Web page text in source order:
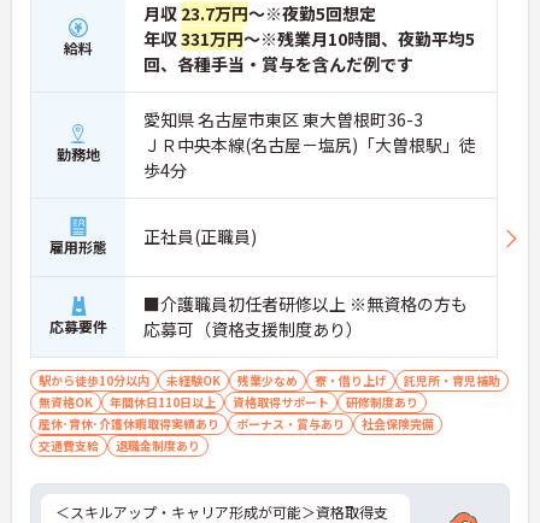
給料
月収 23.7万円～※夜勤5回想定
年収331万円～※残業月10時間、夜勤平均5
回、各種手当・賞与を含んだ例です
勤務地
愛知県 名古屋市東区 東大曽根町36-3
ＪＲ中央本線(名古屋－塩尻)「大曽根駅」徒
歩4分
雇用形態 正社員(正職員)
応募要件
■介護職員初任者研修以上 ※無資格の方も
応募可（資格支援制度あり）
駅から徒歩10分以内 未経験OK 残業少なめ 寮・借り上げ
託児所・育児補助
無資格OK
年間休日110日以上 資格取得サポート
研修制度あり
産休･育休･介護休暇取得実績あり
ボーナス・賞与あり
社会保険完備
交通費支給
退職金制度あり
＜スキルアップ・キャリア形成が可能＞資格取得支